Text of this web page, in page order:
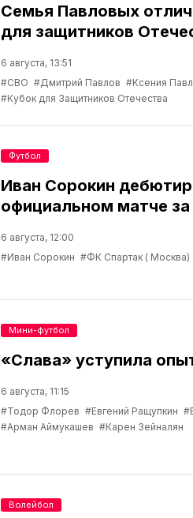
Семья Павловых
для защитников
6 августа, 13:51
#СВО #Дмитрий Павлов #Ксения
#Кубок для Защитников Отечества
Иван Сорокин
официальном матче
6 августа, 12:00
#Иван Сорокин #ФК Спартак ( Москва)
Футбол
«Слава» уступила
6 августа, 11:15
#Тодор Флорев #Евгений Ращупкин
#Арман Аймукашев #Карен Зейналян
Мини-футбол
Волейбол